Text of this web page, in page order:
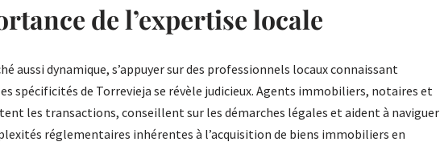
de l’expertise locale
aussi dynamique, s’appuyer sur des professionnels locaux connaissant
spécificités de Torrevieja se révèle judicieux. Agents immobiliers, notaires et
les transactions, conseillent sur les démarches légales et aident à naviguer
réglementaires inhérentes à l’acquisition de biens immobiliers en